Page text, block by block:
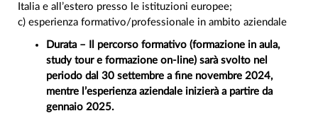
Italia e all’estero presso le istituzioni europee;
c) esperienza formativo/professionale in ambito aziendale
Durata – Il percorso formativo (formazione in aula,
study tour e formazione on-line) sarà svolto nel
periodo dal 30 settembre a fine novembre 2024,
mentre l’esperienza aziendale inizierà a partire da
gennaio 2025.